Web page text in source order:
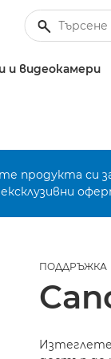
видеокамери
продукта си
ПОДДРЪЖКА